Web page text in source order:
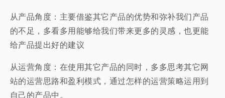
从产品角度：主要借鉴其它产品的优势和弥补我们产品
的不足，多看多用能够给我们带来更多的灵感，也更能
给产品提出好的建议
从运营角度：在使用其它产品的同时，多多思考其它网
站的运营思路和盈利模式，通过怎样的运营策略运用到
自己的产品中。